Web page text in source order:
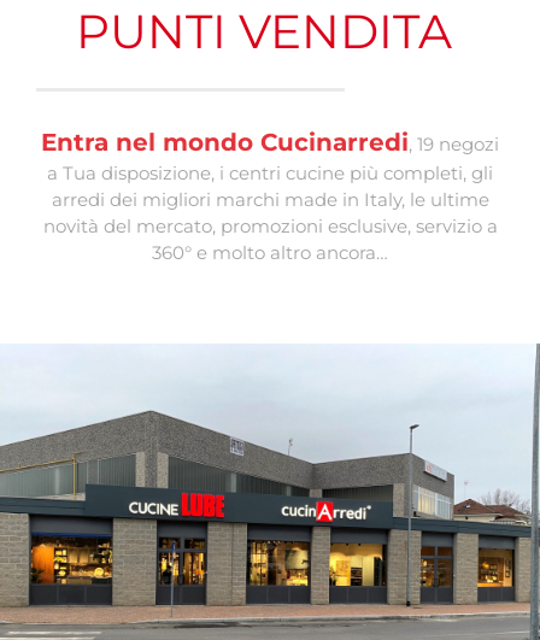
PUNTI VENDITA
Entra nel mondo Cucinarredi, 19 negozi
a Tua disposizione, i centri cucine più completi, gli
arredi dei migliori marchi made in Italy, le ultime
novità del mercato, promozioni esclusive, servizio a
360° e molto altro ancora…